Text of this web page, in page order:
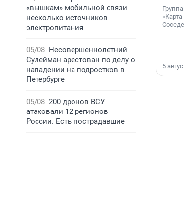
«вышкам» мобильной связи
несколько источников
электропитания
05/08 Несовершеннолетний
Сулейман арестован по делу о
нападении на подростков в
Петербурге
05/08 200 дронов ВСУ
атаковали 12 регионов
России. Есть пострадавшие
5